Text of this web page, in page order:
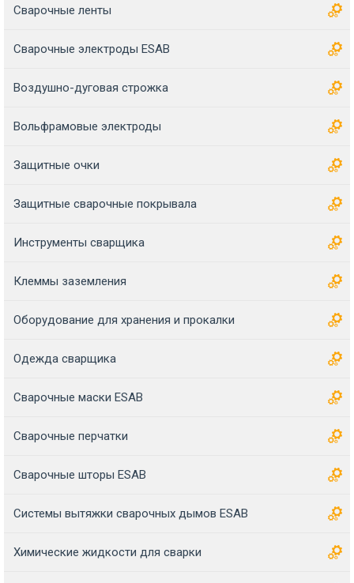
Сварочные ленты
Сварочные электроды ESAB
Воздушно-дуговая строжка
Вольфрамовые электроды
Защитные очки
Защитные сварочные покрывала
Инструменты сварщика
Клеммы заземления
Оборудование для хранения и прокалки
Одежда сварщика
Сварочные маски ESAB
Сварочные перчатки
Сварочные шторы ESAB
Системы вытяжки сварочных дымов ESAB
Химические жидкости для сварки